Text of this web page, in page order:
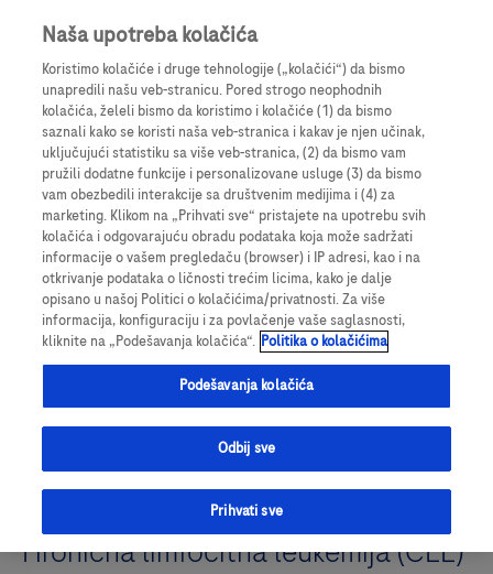
Hematologija
Hronična limfocitna leukemija (CLL)
Naša upotreba kolačića
Koristimo kolačiće i druge tehnologije („kolačići“) da bismo
unapredili našu veb-stranicu. Pored strogo neophodnih
kolačića, želeli bismo da koristimo i kolačiće (1) da bismo
saznali kako se koristi naša veb-stranica i kakav je njen učinak,
uključujući statistiku sa više veb-stranica, (2) da bismo vam
pružili dodatne funkcije i personalizovane usluge (3) da bismo
vam obezbedili interakcije sa društvenim medijima i (4) za
marketing. Klikom na „Prihvati sve“ pristajete na upotrebu svih
kolačića i odgovarajuću obradu podataka koja može sadržati
informacije o vašem pregledaču (browser) i IP adresi, kao i na
otkrivanje podataka o ličnosti trećim licima, kako je dalje
opisano u našoj Politici o kolačićima/privatnosti. Za više
informacija, konfiguraciju i za povlačenje vaše saglasnosti,
kliknite na „Podešavanja kolačića“. Politika o kolačićima
Podešavanja kolačića
Odbij sve
Prihvati sve